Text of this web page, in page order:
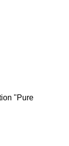
"Pure